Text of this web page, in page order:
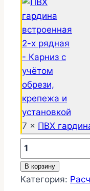
7 × ПВХ
Количество
товара
Установка
встроенной
В корзину
Категория: